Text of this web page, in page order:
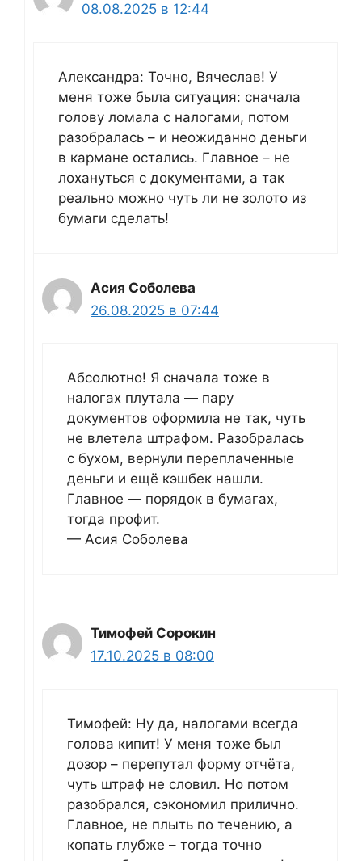
08.08.2025 в 12:44
Александра: Точно, Вячеслав! У
меня тоже была ситуация: сначала
голову ломала с налогами, потом
разобралась – и неожиданно деньги
в кармане остались. Главное – не
лохануться с документами, а так
реально можно чуть ли не золото из
бумаги сделать!
Асия Соболева
26.08.2025 в 07:44
Абсолютно! Я сначала тоже в
налогах плутала — пару
документов оформила не так, чуть
не влетела штрафом. Разобралась
с бухом, вернули переплаченные
деньги и ещё кэшбек нашли.
Главное — порядок в бумагах,
тогда профит.
— Асия Соболева
Тимофей Сорокин
17.10.2025 в 08:00
Тимофей: Ну да, налогами всегда
голова кипит! У меня тоже был
дозор – перепутал форму отчёта,
чуть штраф не словил. Но потом
разобрался, сэкономил прилично.
Главное, не плыть по течению, а
копать глубже – тогда точно